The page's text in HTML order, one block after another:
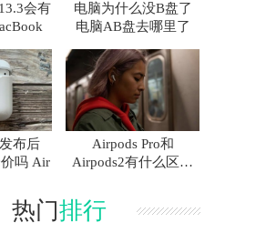
会有
电脑为什么没B盘了
电脑AB盘去哪里了
布后
吗 Air
Airpods Pro和
Airpods2有什么区别
热门排行